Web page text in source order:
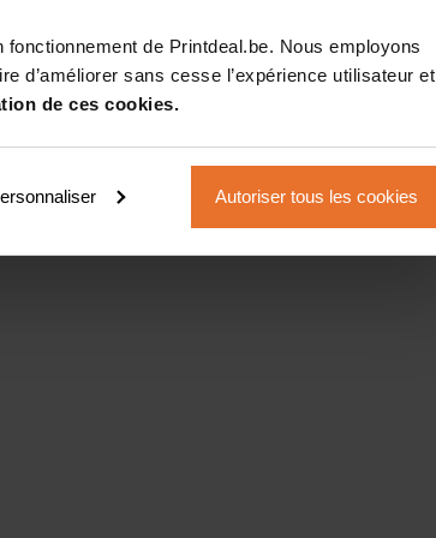
de Printdeal.be. Nous employons
d’améliorer sans cesse l’expérience utilisateur et
de ces cookies.
Autoriser tous les cookies